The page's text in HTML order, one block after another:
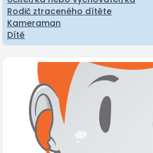
Rodič ztraceného dítěte
Kameraman
Dítě